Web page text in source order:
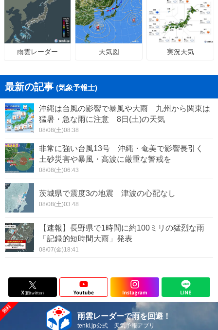
雨雲レーダー 天気図 実況天気
最新の記事 (気象予報士)
沖縄は台風の影響で暴風や大雨 九州から関東は
猛暑・急な雨に注意 8日(土)の天気
08/08(土)08:38
非常に強い台風13号 沖縄・奄美で影響長引く
土砂災害や暴風・高波に厳重な警戒を
08/08(土)06:43
茨城県で震度3の地震 津波の心配なし
08/08(土)03:48
【速報】長野県で1時間に約100ミリの猛烈な雨
「記録的短時間大雨」発表
08/07(金)18:41
雨雲レーダーで雨を回避！
tenki.jp公式 天気予報アプリ